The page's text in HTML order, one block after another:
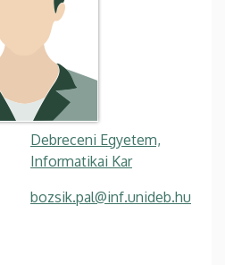
Debreceni Egyetem,
Informatikai Kar
bozsik.pal@inf.unideb.hu